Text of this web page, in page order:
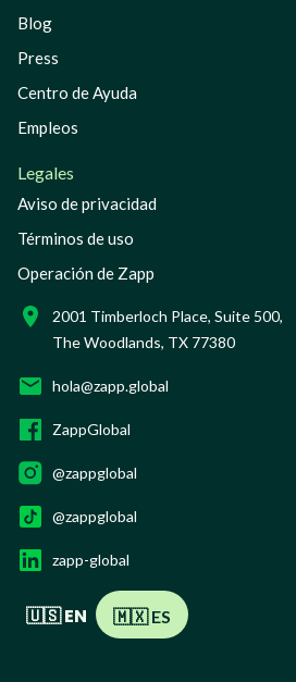
Blog
Press
Centro de Ayuda
Empleos
Legales
Aviso de privacidad
Términos de uso
Operación de Zapp
2001 Timberloch Place, Suite 500,
The Woodlands, TX 77380
hola@zapp.global
ZappGlobal
@zappglobal
@zappglobal
zapp-global
🇺🇸 EN 🇲🇽 ES